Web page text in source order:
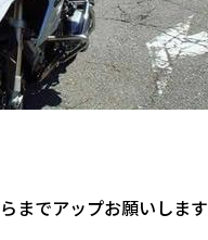
までアップお願いします